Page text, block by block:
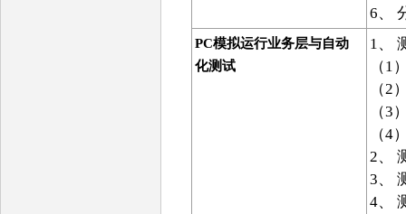
6、
PC模拟运行业务层与自动
化测试
1、
（1
（2
（3
（4
2、
3、
4、